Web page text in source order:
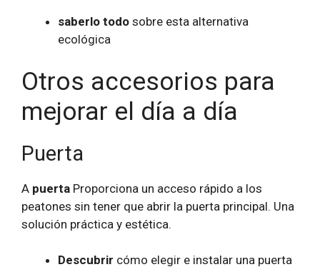
saberlo todo sobre esta alternativa
ecológica
Otros accesorios para
mejorar el día a día
Puerta
A puerta Proporciona un acceso rápido a los
peatones sin tener que abrir la puerta principal. Una
solución práctica y estética.
Descubrir cómo elegir e instalar una puerta